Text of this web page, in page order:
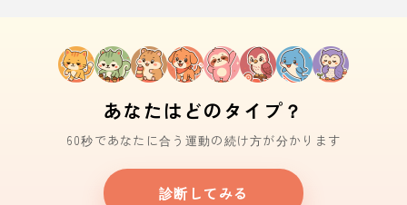
あなたはどのタイプ？
60秒であなたに合う運動の続け方が分かります
診断してみる